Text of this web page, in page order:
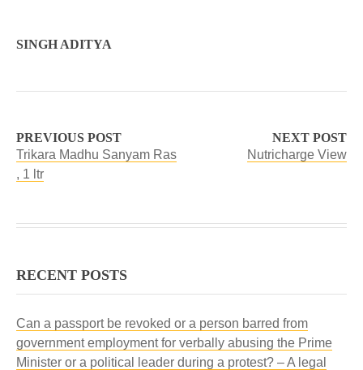
SINGH ADITYA
PREVIOUS POST
Trikara Madhu Sanyam Ras
, 1 ltr
NEXT POST
Nutricharge View
RECENT POSTS
Can a passport be revoked or a person barred from
government employment for verbally abusing the Prime
Minister or a political leader during a protest? – A legal